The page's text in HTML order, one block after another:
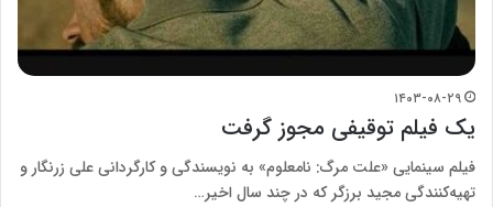
۱۴۰۳-۰۸-۲۹
یک فیلم توقیفی مجوز گرفت
فیلم سینمایی «علت مرگ: نامعلوم» به نویسندگی و کارگردانی علی زرنگار و
تهیه‌کنندگی مجید برزگر که در چند سال اخیر…